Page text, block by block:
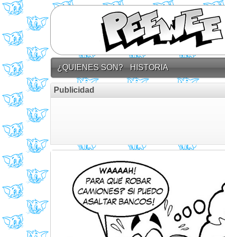
¿QUIENES SON? HISTORIA
Publicidad